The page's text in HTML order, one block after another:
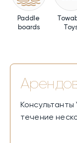
Paddle
boards
Консультанты
течение